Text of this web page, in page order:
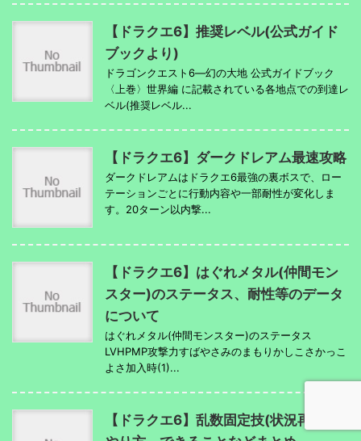
【ドラクエ6】推奨レベル(公式ガイド
ブックより)
ドラゴンクエスト6―幻の大地 公式ガイドブック
〈上巻〉世界編 に記載されている各地点での到達レ
ベル(推奨レベル...
【ドラクエ6】ダークドレアム最速攻略
ダークドレアムはドラクエ6最強の裏ボスで、ロー
テーションごとに行動内容や一部耐性が変化しま
す。20ターン以内撃...
【ドラクエ6】はぐれメタル(仲間モン
スター)のステータス、耐性等のデータ
について
はぐれメタル(仲間モンスター)のステータス
LVHPMP攻撃力すばやさみのまもりかしこさかっこ
よさ加入時(1)...
【ドラクエ6】乱数固定技(状況再現)の